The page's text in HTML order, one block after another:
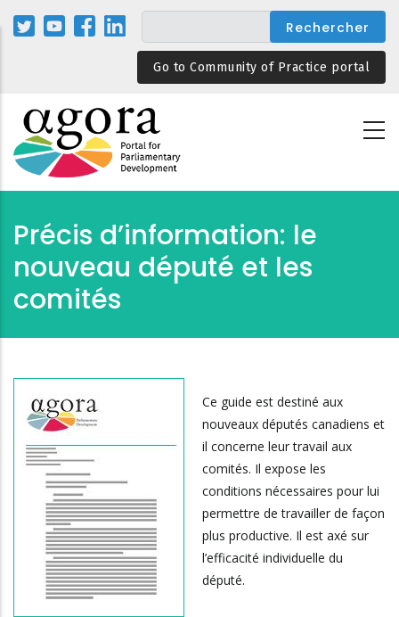
Aller
au
Go to Community of Practice portal
Précis d’information: le
nouveau député et les
comités
Ce guide est destiné aux
nouveaux députés canadiens et
il concerne leur travail aux
comités. Il expose les
conditions nécessaires pour lui
permettre de travailler de façon
plus productive. Il est axé sur
l’efficacité individuelle du
député.